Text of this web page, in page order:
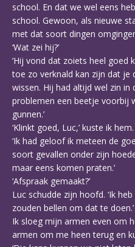
school. En dat we wel eens
school. Gewoon, als nieuwe
met dat soort dingen
‘Wat zei hij?’
‘Hij vond dat zoiets heel goed
toe zo verknald kan zijn dat
wissen. Hij had altijd wel zin
problemen een beetje voorbij
gunnen.’
‘Klinkt goed, Luc,’ kuste ik hem.
‘Ik had geloof ik meteen de
soort gevallen onder zijn
maar eens komen praten.’
‘Afspraak gemaakt?’
Luc schudde zijn hoofd. ‘Ik
zouden bellen om dat te doen.’
Ik sloeg mijn armen even om
armen om me heen terug en